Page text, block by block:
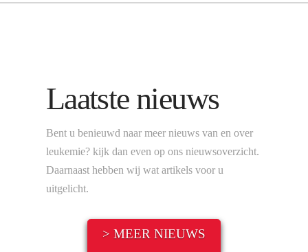
Laatste nieuws
Bent u benieuwd naar meer nieuws van en over
leukemie? kijk dan even op ons nieuwsoverzicht.
Daarnaast hebben wij wat artikels voor u
uitgelicht.
> MEER NIEUWS